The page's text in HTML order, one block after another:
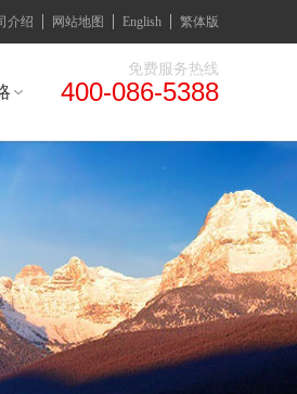
介绍 网站地图 English 繁体版
免费服务热线
400-086-5388